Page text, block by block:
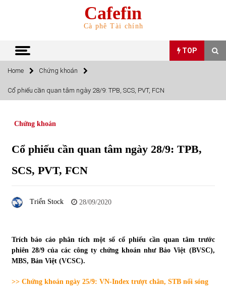
Cafefin
Cà phê Tài chính
TOP
TOP
Top 10 mặt hàng Việt Nam nhập khẩu nhiều nhất tháng
15/06/2022
Top 10 mặt hàng Việt Nam xuất khẩu nhiều nhất tháng
Tự doanh ngày 3.6.2022: CTCK mua ròng 28,7 tỷ đồng
06/06/2022
Home Chứng khoán
Cổ phiếu cần quan tâm ngày 28/9: TPB, SCS, PVT, FCN
Chứng khoán
Cổ phiếu cần quan tâm ngày 28/9: TPB,
SCS, PVT, FCN
Triển Stock 28/09/2020
Trích báo cáo phân tích một số cổ phiếu cần quan tâm trước
phiên 28/9 của các công ty chứng khoán như Bảo Việt (BVSC),
MBS, Bản Việt (VCSC).
>> Chứng khoán ngày 25/9: VN-Index trượt chân, STB nổi sóng